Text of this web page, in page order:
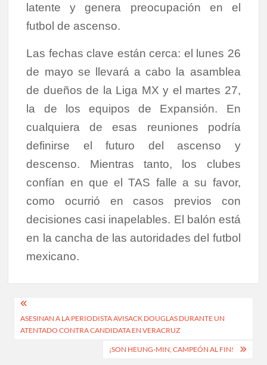
latente y genera preocupación en el
futbol de ascenso.
Las fechas clave están cerca: el lunes 26
de mayo se llevará a cabo la asamblea
de dueños de la Liga MX y el martes 27,
la de los equipos de Expansión. En
cualquiera de esas reuniones podría
definirse el futuro del ascenso y
descenso. Mientras tanto, los clubes
confían en que el TAS falle a su favor,
como ocurrió en casos previos con
decisiones casi inapelables. El balón está
en la cancha de las autoridades del futbol
mexicano.
Navegación
de
ASESINAN A LA PERIODISTA AVISACK DOUGLAS DURANTE UN
ATENTADO CONTRA CANDIDATA EN VERACRUZ
¡SON HEUNG-MIN, CAMPEÓN AL FIN!